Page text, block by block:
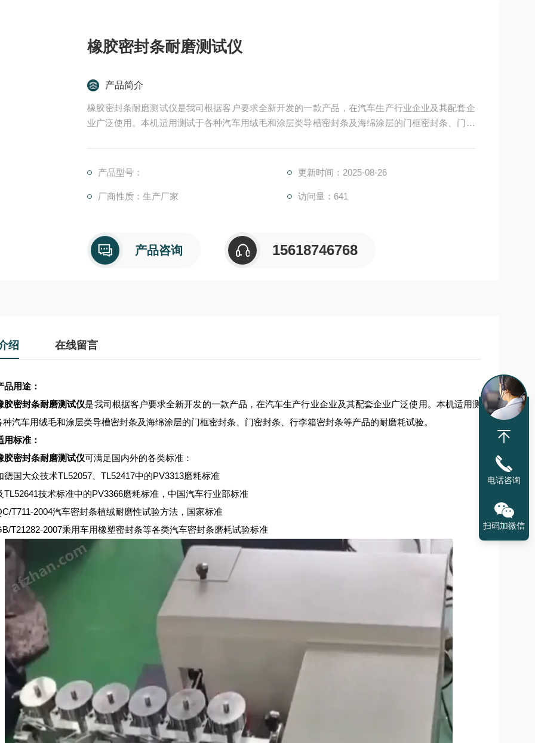
橡胶密封条耐磨测试仪
产品简介
橡胶密封条耐磨测试仪是我司根据客户要求全新开发的一款产品，在汽车生产行业企业及其配套企
业广泛使用。本机适用测试于各种汽车用绒毛和涂层类导槽密封条及海绵涂层的门框密封条、门密
产品型号： 更新时间：2025-08-26
厂商性质：生产厂家 访问量：641
产品咨询 15618746768
绍 在线留言
品用途：
胶密封条耐磨测试仪是我司根据客户要求全新开发的一款产品，在汽车生产行业企业及其配套企业广泛使用。本机适用测
种汽车用绒毛和涂层类导槽密封条及海绵涂层的门框密封条、门密封条、行李箱密封条等产品的耐磨耗试验。
用标准：
胶密封条耐磨测试仪可满足国内外的各类标准：
德国大众技术TL52057、TL52417中的PV3313磨耗标准
TL52641技术标准中的PV3366磨耗标准，中国汽车行业部标准
T711-2004汽车密封条植绒耐磨性试验方法，国家标准
T21282-2007乘用车用橡塑密封条等各类汽车密封条磨耗试验标准
电话咨询
扫码加微信